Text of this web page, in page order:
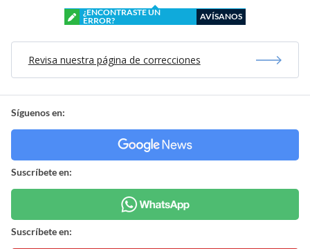
¿ENCONTRASTE UN
ERROR?
AVÍSANOS
Revisa nuestra página de correcciones
Síguenos en:
Suscríbete en:
Suscríbete en: